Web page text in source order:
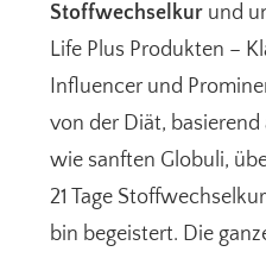
Stoffwechselkur und
Life Plus Produkten –
Influencer und
von der Diät,
wie sanften Globuli,
21 Tage
bin begeistert. Die